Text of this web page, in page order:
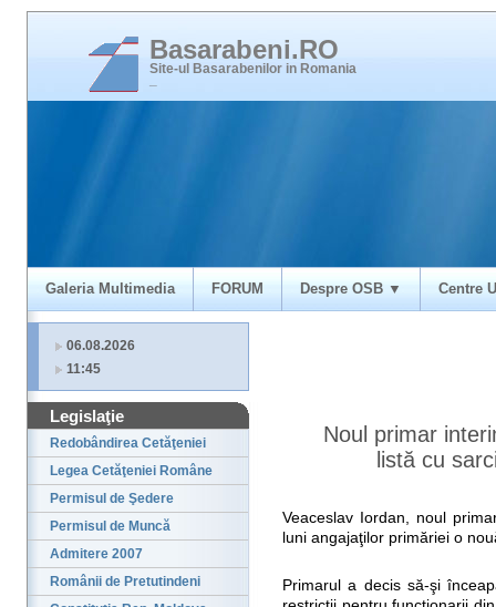
Basarabeni.RO
Site-ul Basarabenilor in Romania
Galeria Multimedia FORUM Despre OSB ▼ Centre
06.08.2026
11:45
Legislaţie
Redobândirea Cetăţeniei
Legea Cetăţeniei Române
Permisul de Şedere
Permisul de Muncă
Admitere 2007
Românii de Pretutindeni
Noul primar
listă cu
Veaceslav Iordan, noul
luni angajaţilor primăriei o
Primarul a decis să-şi